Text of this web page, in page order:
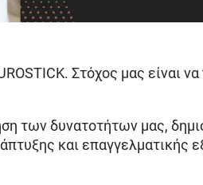
Στόχος μας είναι
των δυνατοτήτων μας,
και επαγγελματικής